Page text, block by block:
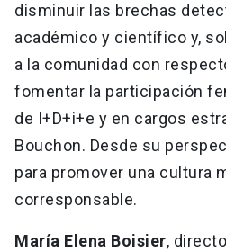
disminuir las brechas
académico y científico y,
a la comunidad con
fomentar la participación
de I+D+i+e y en cargos
Bouchon. Desde su
para promover una cultura
corresponsable.
María Elena Boisier,